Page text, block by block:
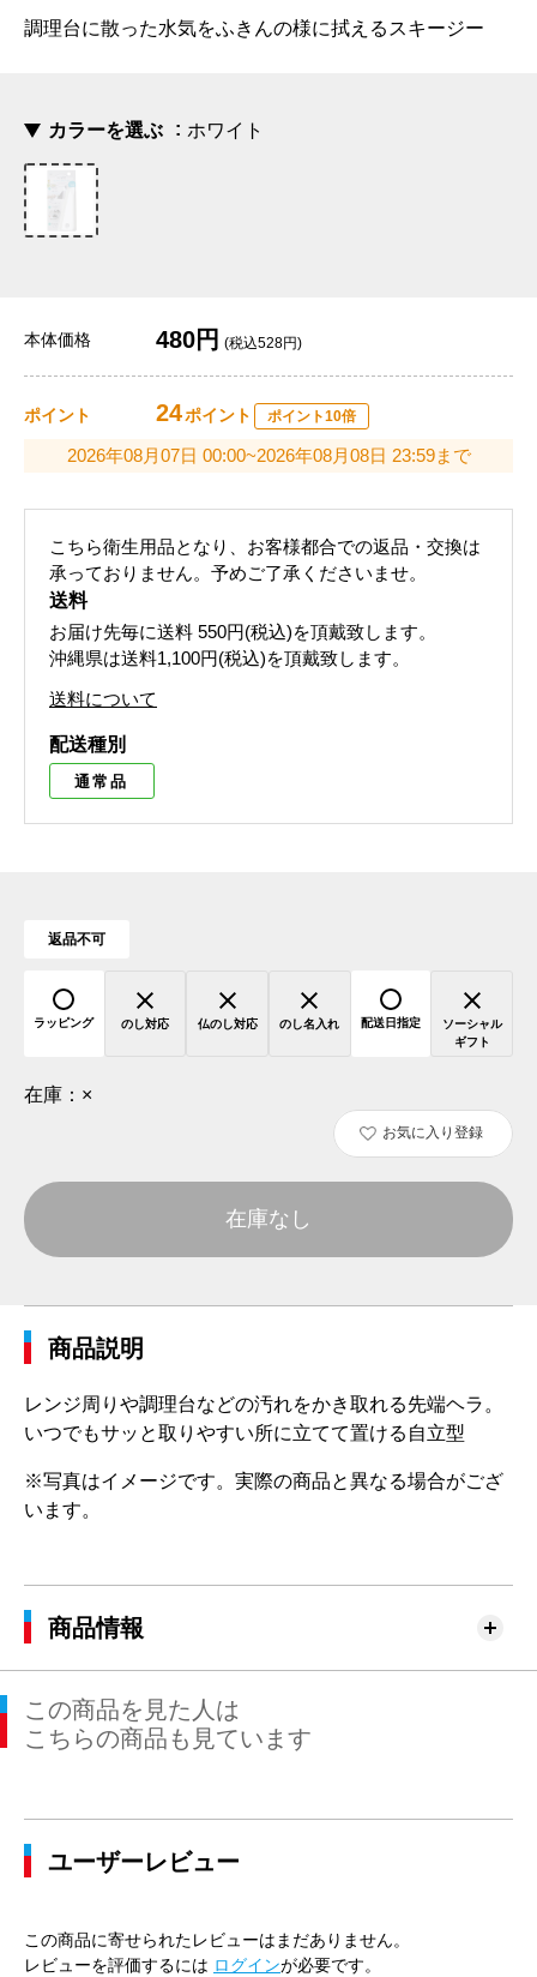
調理台に散った水気をふきんの様に拭えるスキージー
カラーを選ぶ ホワイト
本体価格 480円 (税込528円)
ポイント 24ポイント ポイント10倍
2026年08月07日 00:00~2026年08月08日 23:59まで
こちら衛生用品となり、お客様都合での返品・交換は
承っておりません。予めご了承くださいませ。
送料
お届け先毎に送料 550円(税込)を頂戴致します。
沖縄県は送料1,100円(税込)を頂戴致します。
送料について
配送種別
通常品
返品不可
ラッピング のし対応 仏のし対応 のし名入れ 配送日指定
ソーシャル
ギフト
在庫： ×
お気に入り登録
在庫なし
商品説明
レンジ周りや調理台などの汚れをかき取れる先端ヘラ。
いつでもサッと取りやすい所に立てて置ける自立型
※写真はイメージです。実際の商品と異なる場合がござ
います。
商品情報
この商品を見た人は
こちらの商品も見ています
ユーザーレビュー
この商品に寄せられたレビューはまだありません。
レビューを評価するには ログインが必要です。